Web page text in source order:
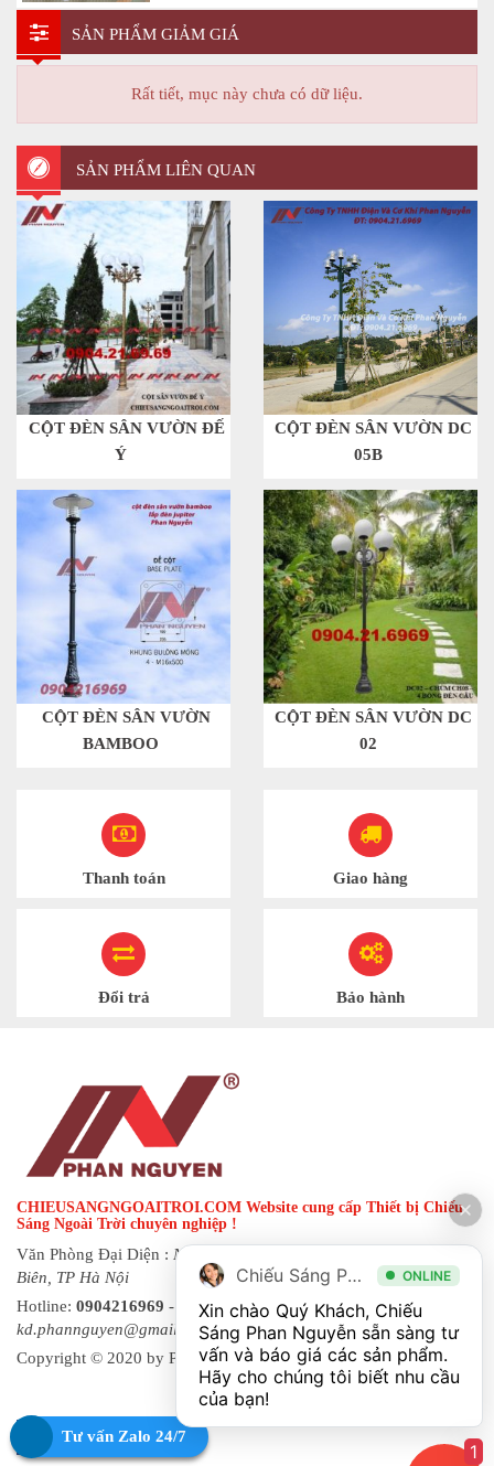
SẢN PHẨM GIẢM GIÁ
Rất tiết, mục này chưa có dữ liệu.
SẢN PHẨM LIÊN QUAN
CỘT ĐÈN SÂN VƯỜN ĐẾ
Ý
CỘT ĐÈN SÂN VƯỜN DC
05B
CỘT ĐÈN SÂN VƯỜN
BAMBOO
CỘT ĐÈN SÂN VƯỜN DC
02
Thanh toán Giao hàng
Đổi trả Bảo hành
CHIEUSANGNGOAITROI.COM Website cung cấp Thiết bị Chiếu
Sáng Ngoài Trời chuyên nghiệp !
Văn Phòng Đại Diện : Ngõ 144 đường Hạ Trại, phường Long
Biên, TP Hà Nội
Hotline: 0904216969 - Fax:0243 873 8822| Email:
kd.phannguyen@gmail.com
Copyright © 2020 by Phan Nguyen. All rights reserved.
Tư vấn Zalo 24/7
Chiếu Sáng Phan Nguyễn ONLINE
Xin chào Quý Khách, Chiếu
Sáng Phan Nguyễn sẵn sàng tư
vấn và báo giá các sản phẩm.
Hãy cho chúng tôi biết nhu cầu
1